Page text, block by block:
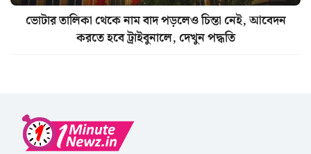
ভোটার তালিকা থেকে নাম বাদ পড়লেও চিন্তা নেই, আবেদন
করতে হবে ট্রাইবুনালে, দেখুন পদ্ধতি